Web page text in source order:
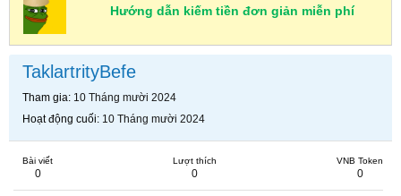
Hướng dẫn kiếm tiền đơn giản miễn phí
TaklartrityBefe
Tham gia 10 Tháng mười 2024
Hoạt động cuối 10 Tháng mười 2024
Bài viết
0
Lượt thích
0
VNB Token
0